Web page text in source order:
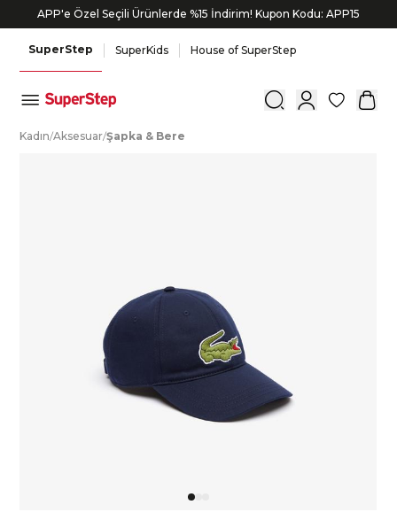
APP'e Özel Seçili Ürünlerde %15 İndirim! Kupon Kodu: APP15
SuperStep SuperKids House of SuperStep
0
Kadın/Aksesuar/Şapka & Bere